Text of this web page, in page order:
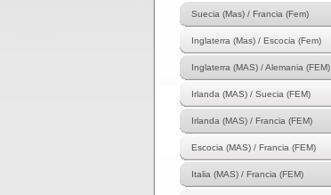
Suecia (Mas) / Francia (Fem)
Inglaterra (Mas) / Escocia (Fem)
Inglaterra (MAS) / Alemania (FEM)
Irlanda (MAS) / Suecia (FEM)
Irlanda (MAS) / Francia (FEM)
Escocia (MAS) / Francia (FEM)
Italia (MAS) / Francia (FEM)